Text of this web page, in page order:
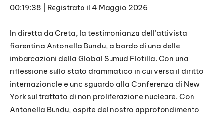
SHARE
LINK
EMBED
00:19:38
Registrato il 4 Maggio 2026
In diretta da Creta, la testimonianza dell’attivista
fiorentina Antonella Bundu, a bordo di una delle
imbarcazioni della Global Sumud Flotilla. Con una
riflessione sullo stato drammatico in cui versa il diritto
internazionale e uno sguardo alla Conferenza di New
York sul trattato di non proliferazione nucleare. Con
Antonella Bundu, ospite del nostro approfondimento